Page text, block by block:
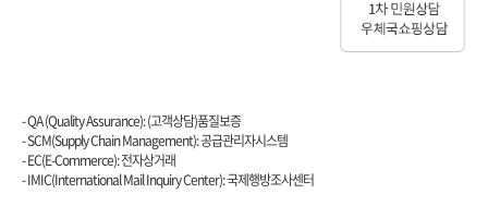
- QA (Quality Assurance): (고객상담)품질보증
- SCM(Supply Chain Management): 공급관리자시스템
- EC(E-Commerce): 전자상거래
- IMIC(International Mail Inquiry Center): 국제행방조사센터